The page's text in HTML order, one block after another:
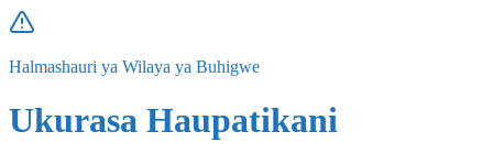
Halmashauri ya Wilaya ya Buhigwe
Ukurasa Haupatikani